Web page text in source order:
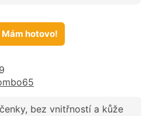
Mám hotovo!
bez vnitřností a kůže